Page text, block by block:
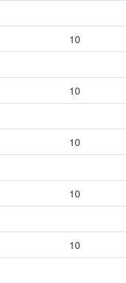
10
10
10
10
10